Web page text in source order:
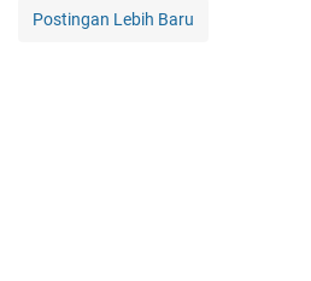
Postingan Lebih Baru